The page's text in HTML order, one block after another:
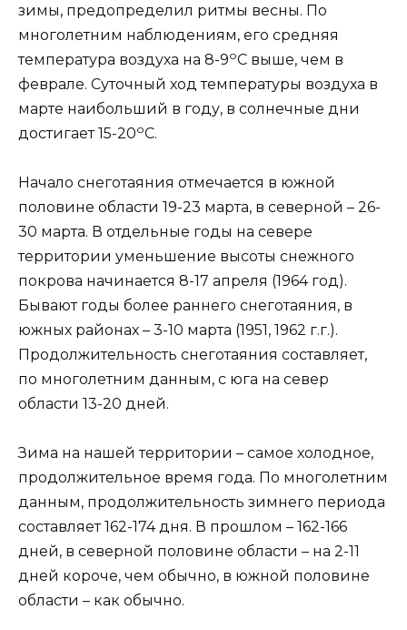
зимы, предопределил ритмы весны. По
многолетним наблюдениям, его средняя
температура воздуха на 8-9оС выше, чем в
феврале. Суточный ход температуры воздуха в
марте наибольший в году, в солнечные дни
достигает 15-20оС.
Начало снеготаяния отмечается в южной
половине области 19-23 марта, в северной – 26-
30 марта. В отдельные годы на севере
территории уменьшение высоты снежного
покрова начинается 8-17 апреля (1964 год).
Бывают годы более раннего снеготаяния, в
южных районах – 3-10 марта (1951, 1962 г.г.).
Продолжительность снеготаяния составляет,
по многолетним данным, с юга на север
области 13-20 дней.
Зима на нашей территории – самое холодное,
продолжительное время года. По многолетним
данным, продолжительность зимнего периода
составляет 162-174 дня. В прошлом – 162-166
дней, в северной половине области – на 2-11
дней короче, чем обычно, в южной половине
области – как обычно.